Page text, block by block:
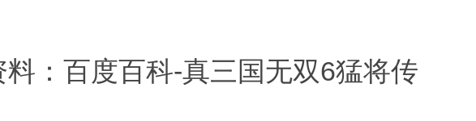
料：百度百科-真三国无双6猛将传